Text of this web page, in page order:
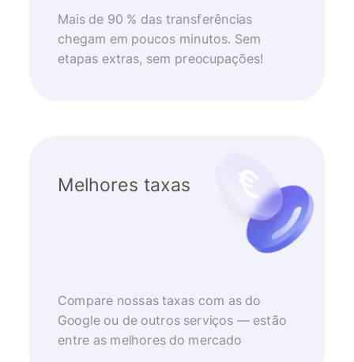
Mais de 90 % das transferências
chegam em poucos minutos. Sem
etapas extras, sem preocupações!
Melhores taxas
Compare nossas taxas com as do
Google ou de outros serviços — estão
entre as melhores do mercado